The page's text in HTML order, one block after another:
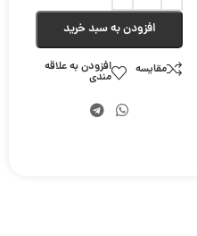
افزودن به سبد خرید
مقایسه افزودن به علاقه
مندی